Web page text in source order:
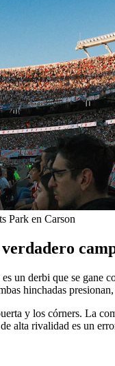
Park en Carson
un derbi que se gane
hinchadas
y los córners. La
alta rivalidad es un